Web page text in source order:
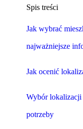
Spis treści
Jak wybrać
najważniejsze
Jak ocenić
Wybór lokalizacji
potrzeby